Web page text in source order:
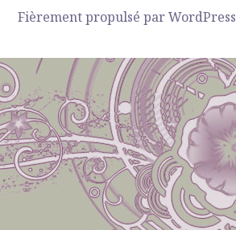
Fièrement propulsé par WordPress